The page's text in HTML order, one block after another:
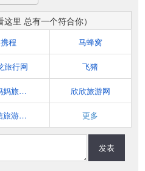
这里 总有一个符合你）
携程 马蜂窝
旅行网 飞猪
驴妈妈旅游网 欣欣旅游网
众信旅游悠哉网 更多
发表